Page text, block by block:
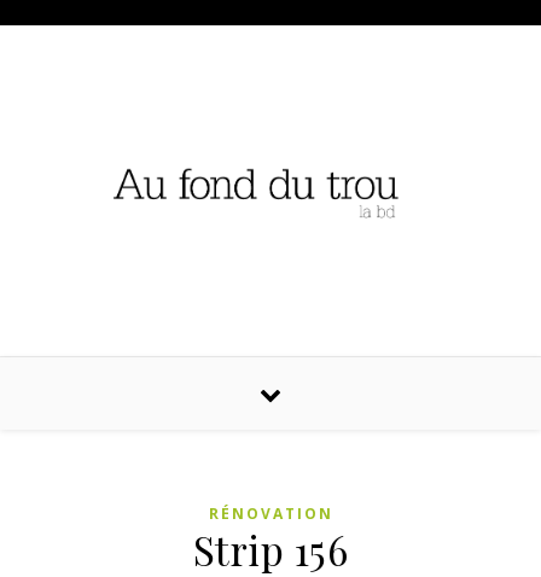
RÉNOVATION
Strip 156